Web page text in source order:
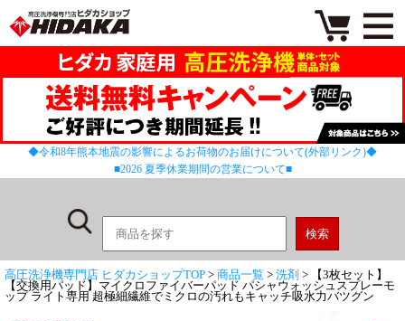
◆令和8年熊本地震の影響によるお荷物のお届けについて(外部リンク)◆
■2026 夏季休業期間の営業について■
高圧洗浄機専門店 ヒダカショップTOP > 商品一覧 > 洗剤 > 【3枚セット】
【交換用パッド】マイクロファイバーパッド パシャウォッシュスプレーモ
ップ ライト専用 超極細繊維でミクロの汚れもキャッチ吸水力バツグン